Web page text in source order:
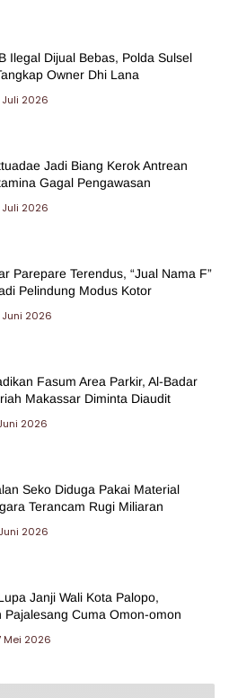
Ilegal Dijual Bebas, Polda Sulsel
Owner Dhi Lana
Juli 2026
Jadi Biang Kerok Antrean
Gagal Pengawasan
Juli 2026
Parepare Terendus, “Jual Nama F”
Pelindung Modus Kotor
Juni 2026
Fasum Area Parkir, Al-Badar
Makassar Diminta Diaudit
2026
Seko Diduga Pakai Material
Terancam Rugi Miliaran
2026
Janji Wali Kota Palopo,
Pajalesang Cuma Omon-omon
Mei 2026